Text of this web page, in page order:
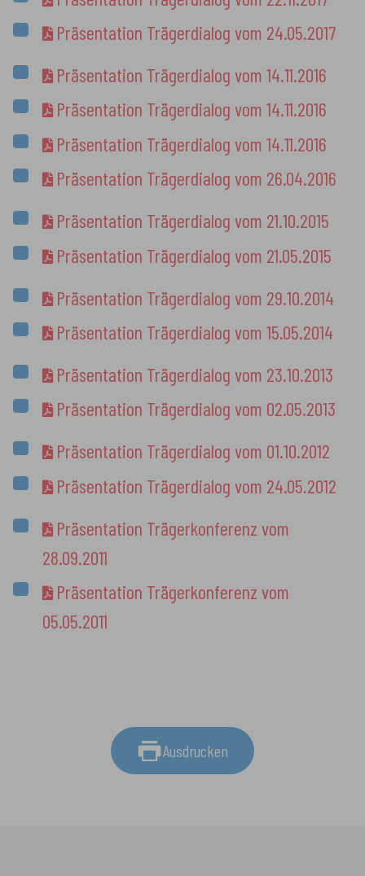
Präsentation Trägerdialog vom 24.05.2017
Präsentation Trägerdialog vom 14.11.2016
Präsentation Trägerdialog vom 14.11.2016
Präsentation Trägerdialog vom 14.11.2016
Präsentation Trägerdialog vom 26.04.2016
Präsentation Trägerdialog vom 21.10.2015
Präsentation Trägerdialog vom 21.05.2015
Präsentation Trägerdialog vom 29.10.2014
Präsentation Trägerdialog vom 15.05.2014
Präsentation Trägerdialog vom 23.10.2013
Präsentation Trägerdialog vom 02.05.2013
Präsentation Trägerdialog vom 01.10.2012
Präsentation Trägerdialog vom 24.05.2012
Präsentation Trägerkonferenz vom
28.09.2011
Präsentation Trägerkonferenz vom
05.05.2011
Ausdrucken